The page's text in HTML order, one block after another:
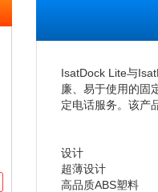
IsatDock Lite与
廉、易于使用的固
定电话服务。该产
设计
超薄设计
高品质ABS塑料